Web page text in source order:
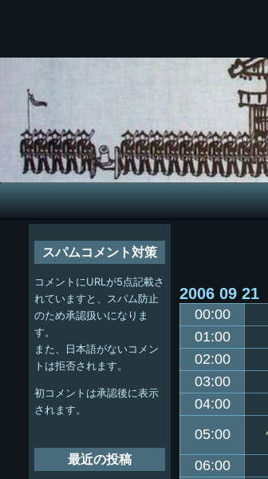
メ
イ
2006 09 21
00:00
01:00
02:00
03:00
04:00
05:00
06:00
スパムコメント対策
コメントにURLが5点記載さ
れていますと、スパム防止
のため承認扱いになりま
す。
また、日本語がないコメン
トは拒否されます。
初コメントは承認後に表示
されます。
最近の投稿